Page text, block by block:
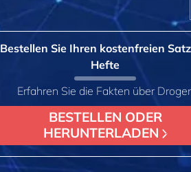
Bestellen Sie Ihren kostenfreien
Hefte
Erfahren Sie die Fakten über
BESTELLEN ODER
HERUNTERLADEN